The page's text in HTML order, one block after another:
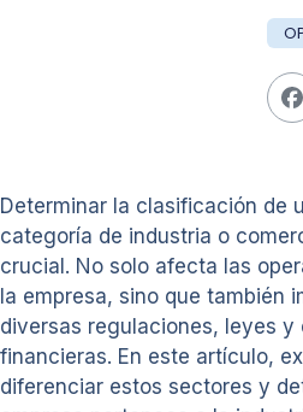
Determinar la clasificación de
categoría de industria o
crucial. No solo afecta las
la empresa, sino que también
diversas regulaciones, leyes y
financieras. En este artículo,
diferenciar estos sectores y